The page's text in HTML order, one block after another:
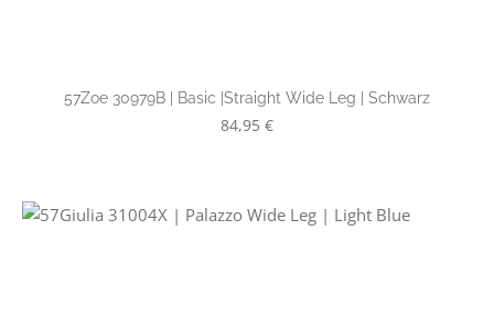
57Zoe 30979B | Basic |Straight Wide Leg | Schwarz
Regulärer Preis:
84,95 €